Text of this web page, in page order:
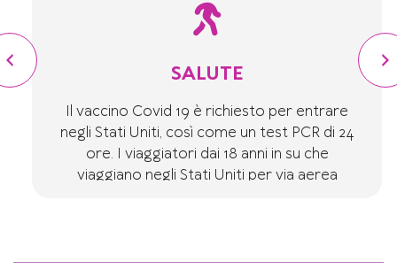
SALUTE
Il vaccino Covid 19 è richiesto per entrare
negli Stati Uniti, così come un test PCR di 24
ore. I viaggiatori dai 18 anni in su che
viaggiano negli Stati Uniti per via aerea
meno che non siano cittadini statunitensi,